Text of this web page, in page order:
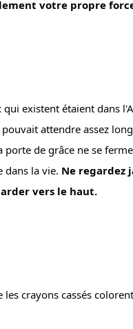
votre propre
qui existent étaient dans
attendre assez
porte de grâce ne se
dans la vie. Ne regardez
vers le haut.
les crayons cassés